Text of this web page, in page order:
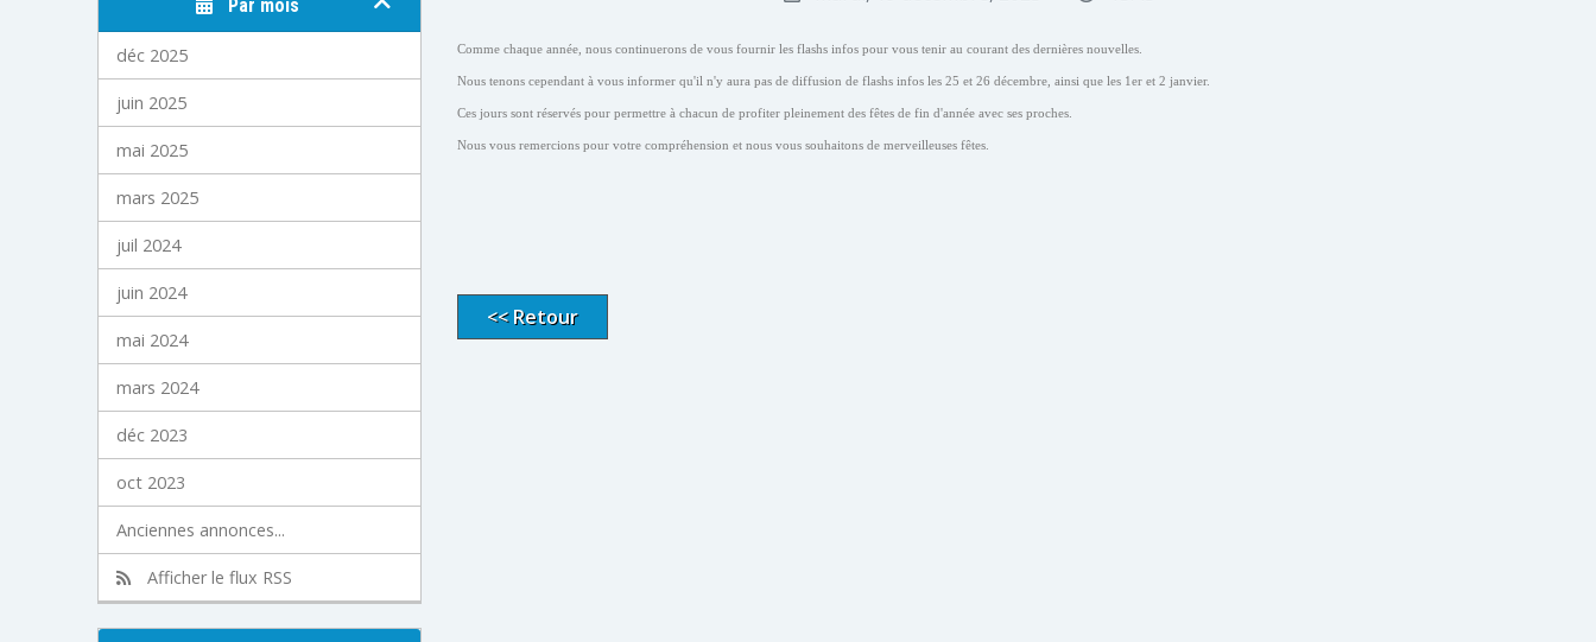
Par mois
déc 2025
juin 2025
mai 2025
mars 2025
juil 2024
juin 2024
mai 2024
mars 2024
déc 2023
oct 2023
Anciennes annonces...
Afficher le flux RSS
Comme chaque année, nous continuerons de vous fournir les flashs infos pour vous tenir au courant des dernières nouvelles.
Nous tenons cependant à vous informer qu'il n'y aura pas de diffusion de flashs infos les 25 et 26 décembre, ainsi que les 1er et 2 janvier.
Ces jours sont réservés pour permettre à chacun de profiter pleinement des fêtes de fin d'année avec ses proches.
Nous vous remercions pour votre compréhension et nous vous souhaitons de merveilleuses fêtes.
<< Retour